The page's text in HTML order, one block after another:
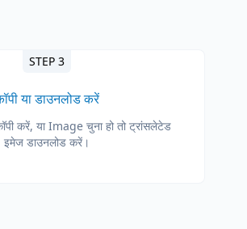
STEP 3
या डाउनलोड करें
करें, या Image चुना हो तो ट्रांसलेटेड
इमेज डाउनलोड करें।